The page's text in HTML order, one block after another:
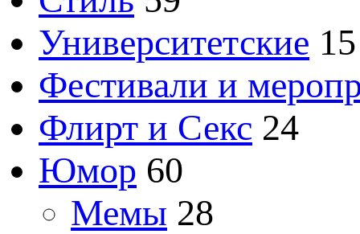
Университетские 15
Фестивали и
Флирт и Секс 24
Юмор 60
Мемы 28